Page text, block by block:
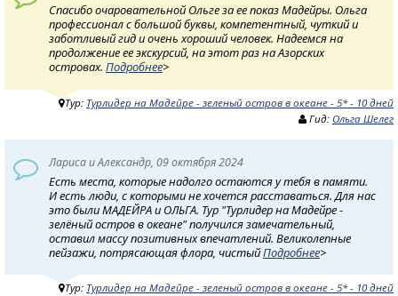
Спасибо очаровательной Ольге за ее показ Мадейры. Ольга
профессионал с большой буквы, компетентный, чуткий и
заботливый гид и очень хороший человек. Надеемся на
продолжение ее экскурсий, на этот раз на Азорских
островах. Подробнее>
Тур: Турлидер на Мадейре - зеленый остров в океане - 5* - 10 дней
Гид: Ольга Шелег
Лариса и Александр, 09 октября 2024
Есть места, которые надолго остаются у тебя в памяти.
И есть люди, с которыми не хочется расставаться. Для нас
это были МАДЕЙРА и ОЛЬГА. Тур "Турлидер на Мадейре -
зелёный остров в океане" получился замечательный,
оставил массу позитивных впечатлений. Великолепные
пейзажи, потрясающая флора, чистыйПодробнее>
Тур: Турлидер на Мадейре - зеленый остров в океане - 5* - 10 дней